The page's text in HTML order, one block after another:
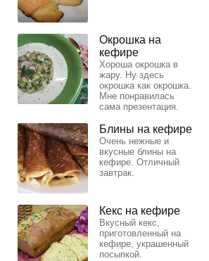
Окрошка на
кефире
Хороша окрошка в
жару. Ну здесь
окрошка как окрошка.
Мне понравилась
сама презентация.
Блины на кефире
Очень нежные и
вкусные блины на
кефире. Отличный
завтрак.
Кекс на кефире
Вкусный кекс,
приготовленный на
кефире, украшенный
посыпкой.